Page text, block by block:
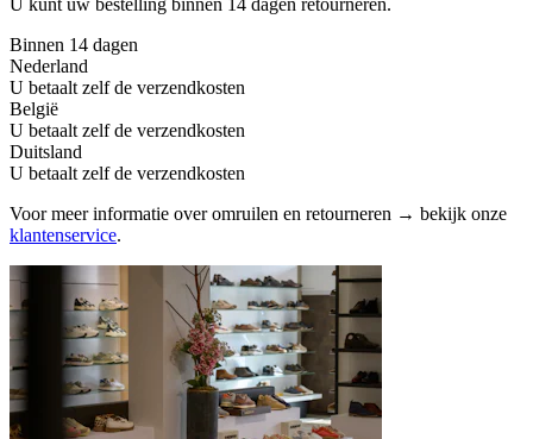
Binnen 14 dagen
Nederland
U betaalt zelf de verzendkosten
België
U betaalt zelf de verzendkosten
Duitsland
U betaalt zelf de verzendkosten
Voor meer informatie over omruilen en retourneren → bekijk onze
klantenservice.